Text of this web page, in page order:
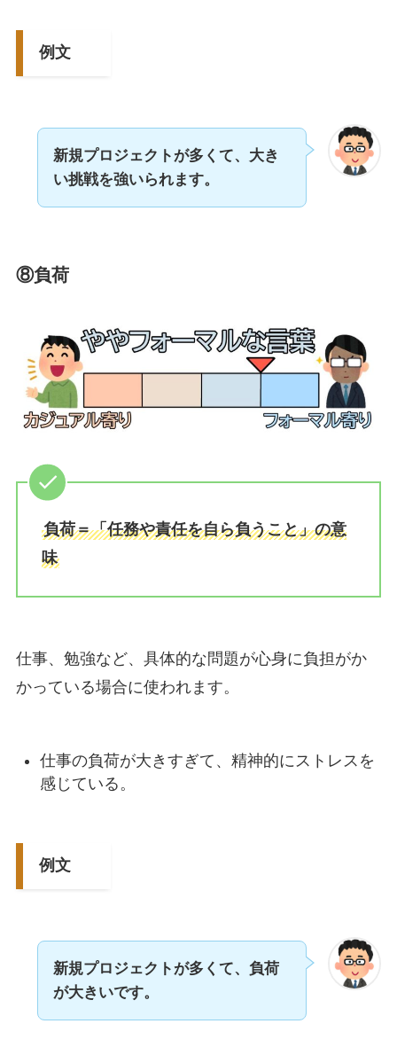
例文
新規プロジェクトが多くて、大き
い挑戦を強いられます。
⑧負荷
負荷＝「任務や責任を自ら負うこと」の意
味
仕事、勉強など、具体的な問題が心身に負担がか
かっている場合に使われます。
仕事の負荷が大きすぎて、精神的にストレスを
感じている。
例文
新規プロジェクトが多くて、負荷
が大きいです。